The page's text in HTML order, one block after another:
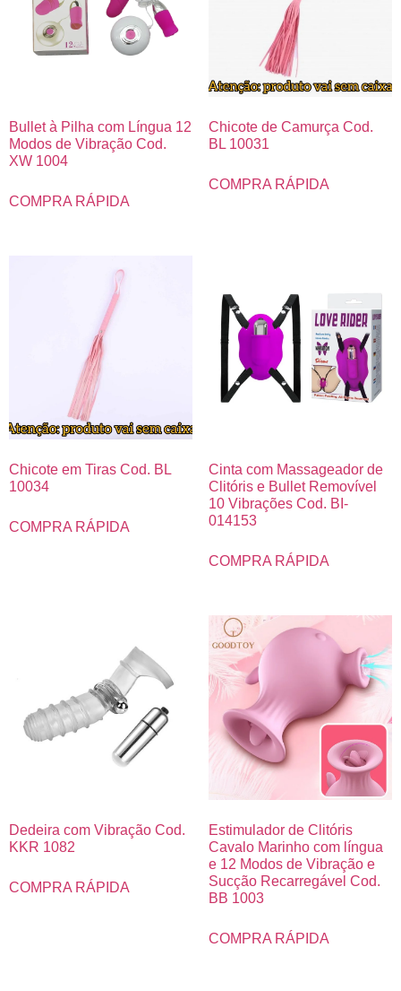
Bullet à Pilha com Língua 12
Modos de Vibração Cod.
XW 1004
COMPRA RÁPIDA
Chicote de Camurça Cod.
BL 10031
COMPRA RÁPIDA
Chicote em Tiras Cod. BL
10034
COMPRA RÁPIDA
Cinta com Massageador de
Clitóris e Bullet Removível
10 Vibrações Cod. BI-
014153
COMPRA RÁPIDA
Dedeira com Vibração Cod.
KKR 1082
COMPRA RÁPIDA
Estimulador de Clitóris
Cavalo Marinho com língua
e 12 Modos de Vibração e
Sucção Recarregável Cod.
BB 1003
COMPRA RÁPIDA